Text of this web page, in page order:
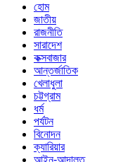
হোম
জাতীয়
রাজনীতি
সারাদেশ
কক্সবাজার
আন্তর্জাতিক
খেলাধুলা
চট্টগ্রাম
ধর্ম
পর্যটন
বিনোদন
ক্যারিয়ার
আইন-আদালত